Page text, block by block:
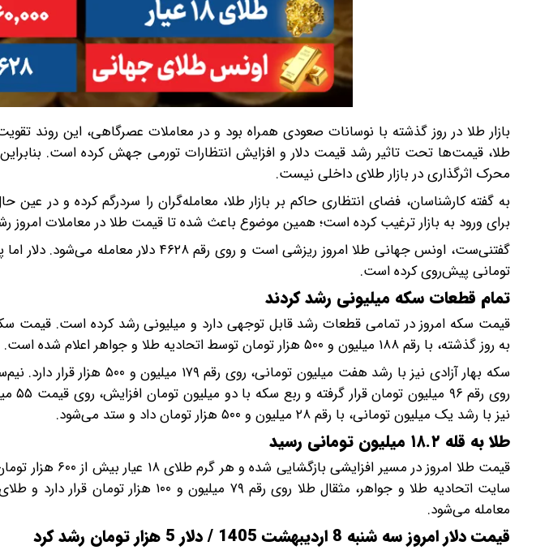
بازار طلا در روز گذشته با نوسانات صعودی همراه بود و در معاملات عصرگاهی، این روند
طلا، قیمت‌ها تحت تاثیر رشد قیمت دلار و افزایش انتظارات تورمی جهش کرده است.
محرک اثرگذاری در بازار طلای داخلی نیست.
به گفته کارشناسان، فضای انتظاری حاکم بر بازار طلا، معامله‌گران را سردرگم کرده و در
برای ورود به بازار ترغیب کرده است؛ همین موضوع باعث شده تا قیمت طلا در معاملات امروز
تومانی پیش‌روی کرده است.
تمام قطعات سکه میلیونی رشد کردند
به روز گذشته، با رقم ۱۸۸ میلیون و ۵۰۰ هزار تومان توسط اتحادیه طلا و جواهر اعلام شده است.
روی
نیز با رشد یک میلیون تومانی، با رقم ۲۸ میلیون و ۵۰۰ هزار تومان داد و ستد می‌شود.
طلا به قله ۱۸.۲ میلیون تومانی رسید
قیمت طلا امروز در
معامله می‌شود.
قیمت دلار امروز سه شنبه 8 اردیبهشت 1405 / دلار 5 هزار تومان رشد کرد